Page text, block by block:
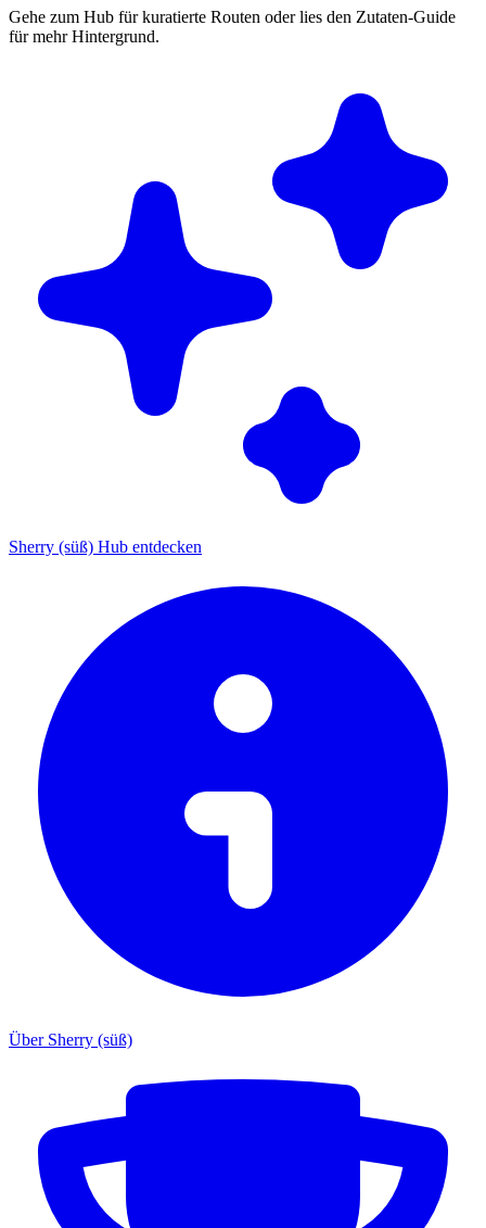
Gehe zum Hub für kuratierte Routen oder lies den Zutaten-Guide
für mehr Hintergrund.
Sherry (süß) Hub entdecken
Über Sherry (süß)